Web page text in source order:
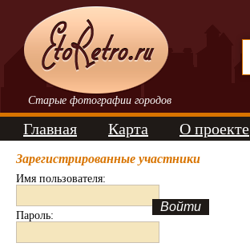
Старые фотографии городов
Главная Карта О проекте
Зарегистрированные участники
Имя пользователя:
Пароль: